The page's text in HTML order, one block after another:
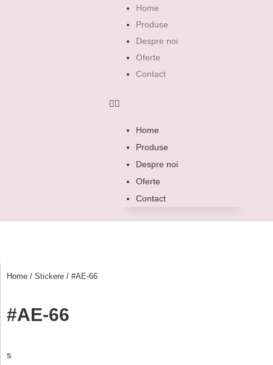
Home
Produse
Despre noi
Oferte
Contact
Home
Produse
Despre noi
Oferte
Contact
Home / Stickere / #AE-66
#AE-66
s